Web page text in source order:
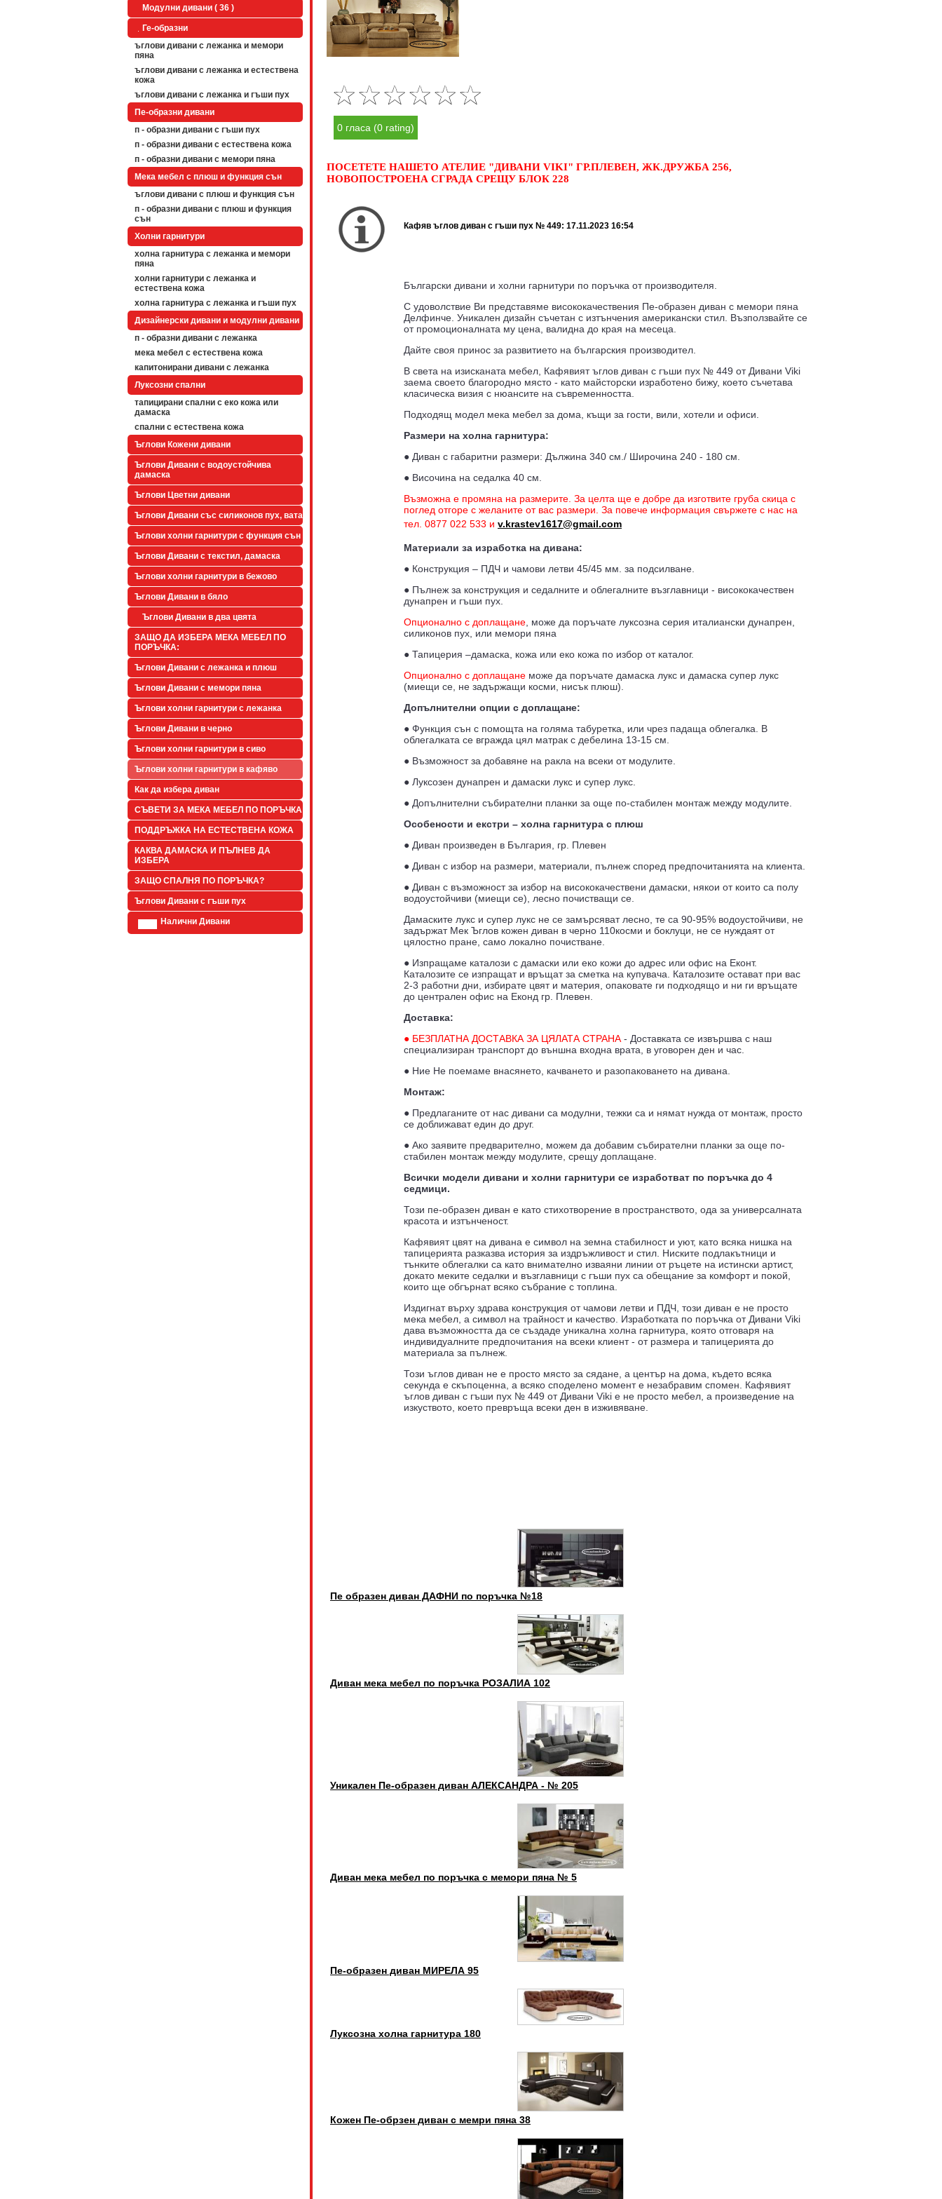
Модулни дивани ( 36 )
Ге-образни
ъглови дивани с лежанка и мемори
пяна
ъглови дивани с лежанка и естествена
кожа
ъглови дивани с лежанка и гъши пух
Пе-образни дивани
п - образни дивани с гъши пух
п - образни дивани с естествена кожа
п - образни дивани с мемори пяна
Мека мебел с плюш и функция сън
ъглови дивани с плюш и функция сън
п - образни дивани с плюш и функция
сън
Холни гарнитури
холна гарнитура с лежанка и мемори
пяна
холни гарнитури с лежанка и
естествена кожа
холна гарнитура с лежанка и гъши пух
Дизайнерски дивани и модулни дивани
п - образни дивани с лежанка
мека мебел с естествена кожа
капитонирани дивани с лежанка
Луксозни спални
тапицирани спални с еко кожа или
дамаска
спални с естествена кожа
Ъглови Кожени дивани
Ъглови Дивани с водоустойчива
дамаска
Ъглови Цветни дивани
Ъглови Дивани със силиконов пух, вата
Ъглови холни гарнитури с функция сън
Ъглови Дивани с текстил, дамаска
Ъглови холни гарнитури в бежово
Ъглови Дивани в бяло
Ъглови Дивани в два цвята
ЗАЩО ДА ИЗБЕРА МЕКА МЕБЕЛ ПО
ПОРЪЧКА:
Ъглови Дивани с лежанка и плюш
Ъглови Дивани с мемори пяна
Ъглови холни гарнитури с лежанка
Ъглови Дивани в черно
Ъглови холни гарнитури в сиво
Ъглови холни гарнитури в кафяво
Как да избера диван
СЪВЕТИ ЗА МЕКА МЕБЕЛ ПО ПОРЪЧКА
ПОДДРЪЖКА НА ЕСТЕСТВЕНА КОЖА
КАКВА ДАМАСКА И ПЪЛНЕВ ДА
ИЗБЕРА
ЗАЩО СПАЛНЯ ПО ПОРЪЧКА?
Ъглови Дивани с гъши пух
Налични Дивани
0 гласа (0 rating)
ПОСЕТЕТЕ НАШЕТО АТЕЛИЕ "ДИВАНИ VIKI" ГР.ПЛЕВЕН, ЖК.ДРУЖБА 256,
НОВОПОСТРОЕНА СГРАДА СРЕЩУ БЛОК 228
Кафяв ъглов диван с гъши пух № 449: 17.11.2023 16:54
Български дивани и холни гарнитури по поръчка от производителя.
С удоволствие Ви представяме висококачествения Пе-образен диван с мемори пяна
Делфинче. Уникален дизайн съчетан с изтънчения американски стил. Възползвайте се
от промоционалната му цена, валидна до края на месеца.
Дайте своя принос за развитието на българския производител.
В света на изисканата мебел, Кафявият ъглов диван с гъши пух № 449 от Дивани Viki
заема своето благородно място - като майсторски изработено бижу, което съчетава
класическа визия с нюансите на съвременността.
Подходящ модел мека мебел за дома, къщи за гости, вили, хотели и офиси.
Размери на холна гарнитура:
● Диван с габаритни размери: Дължина 340 см./ Широчина 240 - 180 см.
● Височина на седалка 40 см.
Възможна е промяна на размерите. За целта ще е добре да изготвите груба скица с
поглед отгоре с желаните от вас размери. За повече информация свържете с нас на
тел. 0877 022 533 и v.krastev1617@gmail.com
Материали за изработка на дивана:
● Конструкция – ПДЧ и чамови летви 45/45 мм. за подсилване.
● Пълнеж за конструкция и седалните и облегалните възглавници - висококачествен
дунапрен и гъши пух.
Опционално с доплащане , може да поръчате луксозна серия италиански дунапрен,
силиконов пух, или мемори пяна
● Тапицерия –дамаска, кожа или еко кожа по избор от каталог.
Опционално с доплащане може да поръчате дамаска лукс и дамаска супер лукс
(миещи се, не задържащи косми, нисък плюш).
Допълнителни опции с доплащане:
● Функция сън с помощта на голяма табуретка, или чрез падаща облегалка. В
облегалката се вгражда цял матрак с дебелина 13-15 см.
● Възможност за добавяне на ракла на всеки от модулите.
● Луксозен дунапрен и дамаски лукс и супер лукс.
● Допълнителни събирателни планки за още по-стабилен монтаж между модулите.
Особености и екстри – холна гарнитура с плюш
● Диван произведен в България, гр. Плевен
● Диван с избор на размери, материали, пълнеж според предпочитанията на клиента.
● Диван с възможност за избор на висококачествени дамаски, някои от които са полу
водоустойчиви (миещи се), лесно почистващи се.
Дамаските лукс и супер лукс не се замърсяват лесно, те са 90-95% водоустойчиви, не
задържат Мек Ъглов кожен диван в черно 110косми и боклуци, не се нуждаят от
цялостно пране, само локално почистване.
● Изпращаме каталози с дамаски или еко кожи до адрес или офис на Еконт.
Каталозите се изпращат и връщат за сметка на купувача. Каталозите остават при вас
2-3 работни дни, избирате цвят и материя, опаковате ги подходящо и ни ги връщате
до централен офис на Еконд гр. Плевен.
Доставка:
● БЕЗПЛАТНА ДОСТАВКА ЗА ЦЯЛАТА СТРАНА - Доставката се извършва с наш
специализиран транспорт до външна входна врата, в уговорен ден и час.
● Ние Не поемаме внасянето, качването и разопаковането на дивана.
Монтаж:
● Предлаганите от нас дивани са модулни, тежки са и нямат нужда от монтаж, просто
се доближават един до друг.
● Ако заявите предварително, можем да добавим събирателни планки за още по-
стабилен монтаж между модулите, срещу доплащане.
Всички модели дивани и холни гарнитури се изработват по поръчка до 4
седмици.
Този пе-образен диван е като стихотворение в пространството, ода за универсалната
красота и изтънченост.
Кафявият цвят на дивана е символ на земна стабилност и уют, като всяка нишка на
тапицерията разказва история за издръжливост и стил. Ниските подлакътници и
тънките облегалки са като внимателно изваяни линии от ръцете на истински артист,
докато меките седалки и възглавници с гъши пух са обещание за комфорт и покой,
които ще обгърнат всяко събрание с топлина.
Издигнат върху здрава конструкция от чамови летви и ПДЧ, този диван е не просто
мека мебел, а символ на трайност и качество. Изработката по поръчка от Дивани Viki
дава възможността да се създаде уникална холна гарнитура, която отговаря на
индивидуалните предпочитания на всеки клиент - от размера и тапицерията до
материала за пълнеж.
Този ъглов диван не е просто място за сядане, а център на дома, където всяка
секунда е скъпоценна, а всяко споделено момент е незабравим спомен. Кафявият
ъглов диван с гъши пух № 449 от Дивани Viki е не просто мебел, а произведение на
изкуството, което превръща всеки ден в изживяване.
Пе образен диван ДАФНИ по поръчка №18
Диван мека мебел по поръчка РОЗАЛИА 102
Уникален Пе-образен диван АЛЕКСАНДРА - № 205
Диван мека мебел по поръчка с мемори пяна № 5
Пе-образен диван МИРЕЛА 95
Луксозна холна гарнитура 180
Кожен Пе-обрзен диван с мемри пяна 38